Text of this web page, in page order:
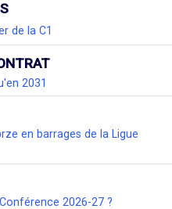
de la C1
2031
en barrages de la Ligue
2026-27 ?